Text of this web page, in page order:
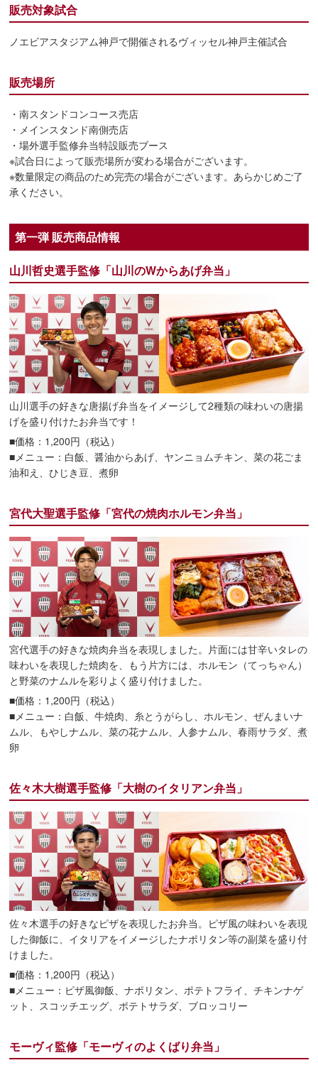
販売対象試合
ノエビアスタジアム神戸で開催されるヴィッセル神戸主催試合
販売場所
・南スタンドコンコース売店
・メインスタンド南側売店
・場外選手監修弁当特設販売ブース
※試合日によって販売場所が変わる場合がございます。
※数量限定の商品のため完売の場合がございます。あらかじめご了
承ください。
第一弾 販売商品情報
山川哲史選手監修「山川のWからあげ弁当」
山川選手の好きな唐揚げ弁当をイメージして2種類の味わいの唐揚
げを盛り付けたお弁当です！
■価格：1,200円（税込）
■メニュー：白飯、醤油からあげ、ヤンニョムチキン、菜の花ごま
油和え、ひじき豆、煮卵
宮代大聖選手監修「宮代の焼肉ホルモン弁当」
宮代選手の好きな焼肉弁当を表現しました。片面には甘辛いタレの
味わいを表現した焼肉を、もう片方には、ホルモン（てっちゃん）
と野菜のナムルを彩りよく盛り付けました。
■価格：1,200円（税込）
■メニュー：白飯、牛焼肉、糸とうがらし、ホルモン、ぜんまいナ
ムル、もやしナムル、菜の花ナムル、人参ナムル、春雨サラダ、煮
卵
佐々木大樹選手監修「大樹のイタリアン弁当」
佐々木選手の好きなピザを表現したお弁当。ピザ風の味わいを表現
した御飯に、イタリアをイメージしたナポリタン等の副菜を盛り付
けました。
■価格：1,200円（税込）
■メニュー：ピザ風御飯、ナポリタン、ポテトフライ、チキンナゲ
ット、スコッチエッグ、ポテトサラダ、ブロッコリー
モーヴィ監修「モーヴィのよくばり弁当」